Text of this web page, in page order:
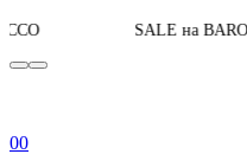
SALE на BAROCCOSALE
00